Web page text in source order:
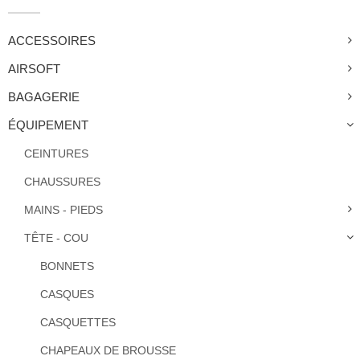
ACCESSOIRES
AIRSOFT
BAGAGERIE
ÉQUIPEMENT
CEINTURES
CHAUSSURES
MAINS - PIEDS
TÊTE - COU
BONNETS
CASQUES
CASQUETTES
CHAPEAUX DE BROUSSE